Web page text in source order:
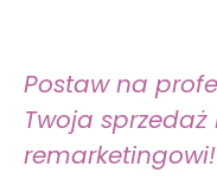
Postaw na
Twoja sprzedaż
remarketingowi!